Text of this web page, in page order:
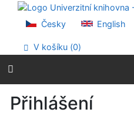
Přejít na obsah
Přejít na menu
Prohlášení o webové
Česky English
V košíku (0)
Přihlášení